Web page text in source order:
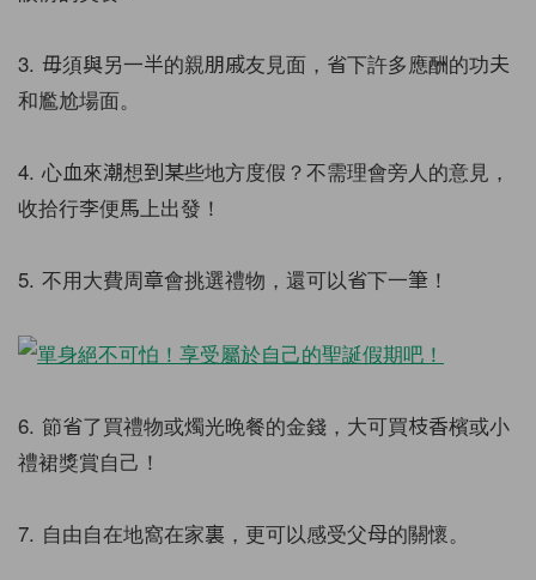
3. 毋須與另一半的親朋戚友見面，省下許多應酬的功夫
和尷尬場面。
4. 心血來潮想到某些地方度假？不需理會旁人的意見，
收拾行李便馬上出發！
5. 不用大費周章會挑選禮物，還可以省下一筆！
6. 節省了買禮物或燭光晚餐的金錢，大可買枝香檳或小
禮裙獎賞自己！
7. 自由自在地窩在家裏，更可以感受父母的關懷。